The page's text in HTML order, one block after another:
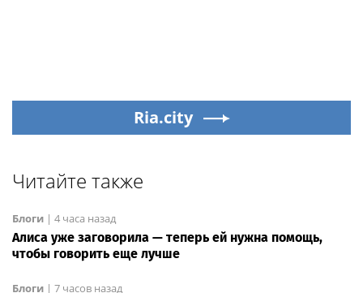
Ria.city
Читайте также
Блоги | 4 часа назад
Алиса уже заговорила — теперь ей нужна помощь,
чтобы говорить еще лучше
Блоги | 7 часов назад